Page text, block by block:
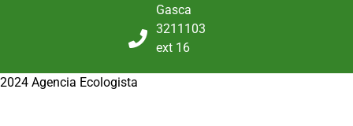
Gasca
3211103
ext 16
2024 Agencia Ecologista